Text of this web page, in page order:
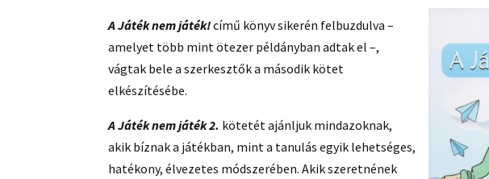
A Játék nem játék!című könyv sikerén felbuzdulva –
amelyet több mint ötezer példányban adtak el –,
vágtak bele a szerkesztők a második kötet
elkészítésébe.
A Játék nem játék 2. kötetét ajánljuk mindazoknak,
akik bíznak a játékban, mint a tanulás egyik lehetséges,
hatékony, élvezetes módszerében. Akik szeretnének